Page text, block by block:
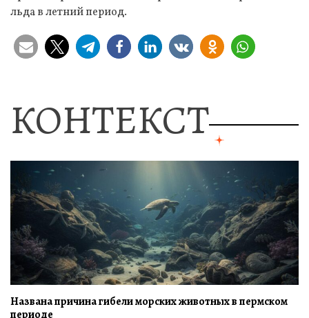
льда в летний период.
КОНТЕКСТ
Названа причина гибели морских животных в пермском
периоде